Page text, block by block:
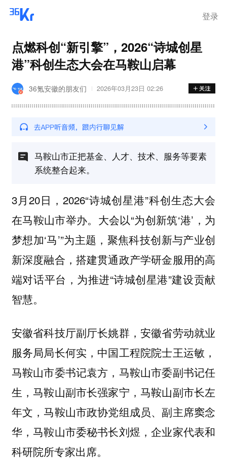
登录
点燃科创“新引擎”，2026“诗城创星
港”科创生态大会在马鞍山启幕
36氪安徽的朋友们 2026年03月23日 02:26
马鞍山市正把基金、人才、技术、服务等要素
系统整合起来。
3月20日，2026“诗城创星港”科创生态大会
在马鞍山市举办。大会以“为创新筑‘港’，为
梦想加‘马’”为主题，聚焦科技创新与产业创
新深度融合，搭建贯通政产学研金服用的高
端对话平台，为推进“诗城创星港”建设贡献
智慧。
安徽省科技厅副厅长姚群，安徽省劳动就业
服务局局长何实，中国工程院院士王运敏，
马鞍山市委书记袁方，马鞍山市委副书记任
生，马鞍山副市长强家宁，马鞍山副市长左
年文，马鞍山市政协党组成员、副主席窦念
华，马鞍山市委秘书长刘煜，企业家代表和
科研院所专家出席。